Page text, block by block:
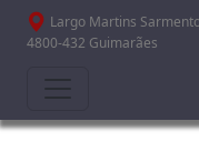
Passar para o conteúdo
Largo Martins
4800-432 Guimarães